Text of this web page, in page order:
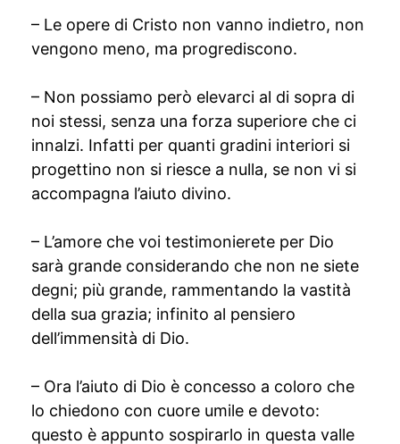
– Le opere di Cristo non vanno indietro, non
vengono meno, ma progrediscono.
– Non possiamo però elevarci al di sopra di
noi stessi, senza una forza superiore che ci
innalzi. Infatti per quanti gradini interiori si
progettino non si riesce a nulla, se non vi si
accompagna l’aiuto divino.
– L’amore che voi testimonierete per Dio
sarà grande considerando che non ne siete
degni; più grande, rammentando la vastità
della sua grazia; infinito al pensiero
dell’immensità di Dio.
– Ora l’aiuto di Dio è concesso a coloro che
lo chiedono con cuore umile e devoto:
questo è appunto sospirarlo in questa valle